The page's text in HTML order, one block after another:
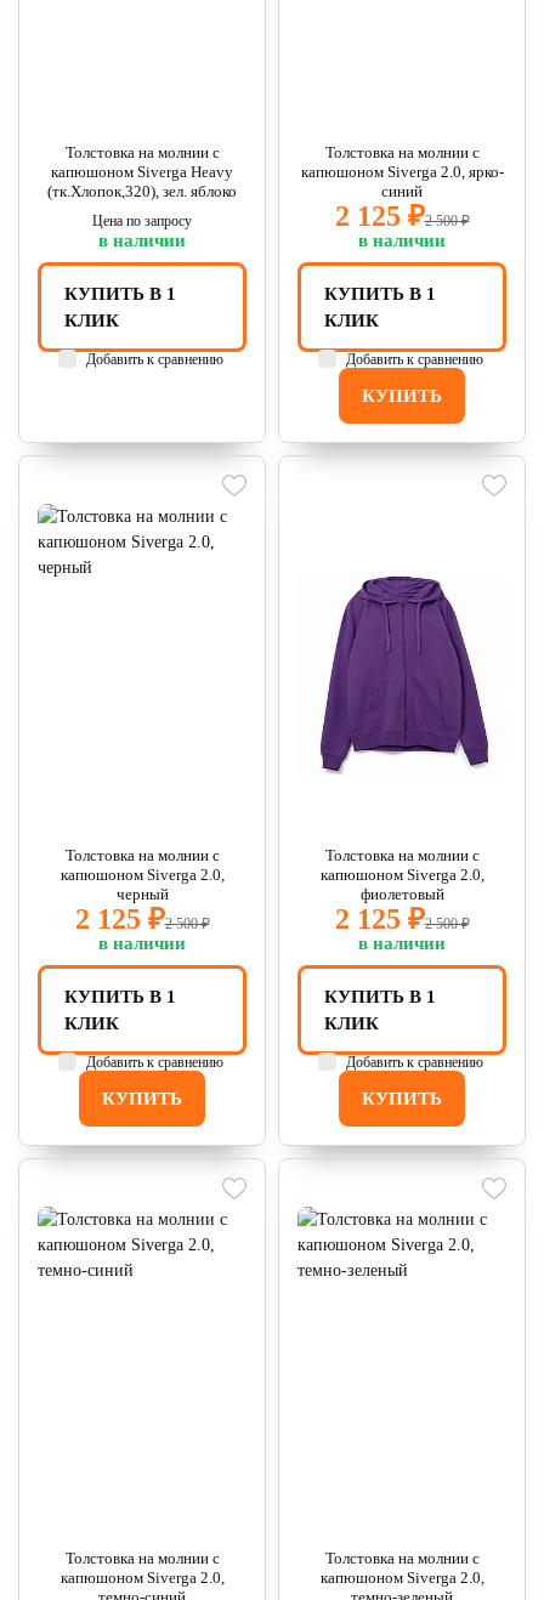
Толстовка на молнии с
капюшоном Siverga Heavy
(тк.Хлопок,320), зел. яблоко
Цена по запросу
в наличии
КУПИТЬ В 1
КЛИК
Добавить к сравнению
Толстовка на молнии с
капюшоном Siverga 2.0, ярко-
синий
2 125 ₽2 500 ₽
в наличии
КУПИТЬ
КУПИТЬ В 1
КЛИК
Добавить к сравнению
Толстовка на молнии с
капюшоном Siverga 2.0,
черный
2 125 ₽2 500 ₽
в наличии
КУПИТЬ
КУПИТЬ В 1
КЛИК
Добавить к сравнению
Толстовка на молнии с
капюшоном Siverga 2.0,
фиолетовый
2 125 ₽2 500 ₽
в наличии
КУПИТЬ
КУПИТЬ В 1
КЛИК
Добавить к сравнению
Толстовка на молнии с
капюшоном Siverga 2.0,
Толстовка на молнии с
капюшоном Siverga 2.0,